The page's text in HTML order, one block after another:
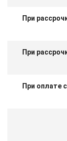
При
При
При оплате